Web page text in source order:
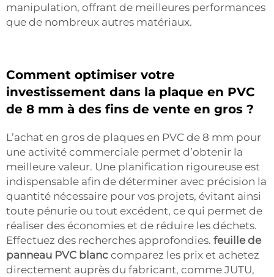
manipulation, offrant de meilleures performances
que de nombreux autres matériaux.
Comment optimiser votre
investissement dans la plaque en PVC
de 8 mm à des fins de vente en gros ?
L’achat en gros de plaques en PVC de 8 mm pour
une activité commerciale permet d’obtenir la
meilleure valeur. Une planification rigoureuse est
indispensable afin de déterminer avec précision la
quantité nécessaire pour vos projets, évitant ainsi
toute pénurie ou tout excédent, ce qui permet de
réaliser des économies et de réduire les déchets.
Effectuez des recherches approfondies. feuille de
panneau PVC blanc comparez les prix et achetez
directement auprès du fabricant, comme JUTU,